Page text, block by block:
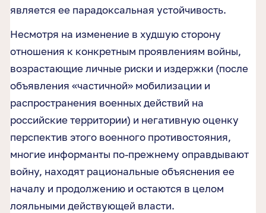
является ее парадоксальная устойчивость.
Несмотря на изменение в худшую сторону
отношения к конкретным проявлениям войны,
возрастающие личные риски и издержки (после
объявления «частичной» мобилизации и
распространения военных действий на
российские территории) и негативную оценку
перспектив этого военного противостояния,
многие информанты по-прежнему оправдывают
войну, находят рациональные объяснения ее
началу и продолжению и остаются в целом
лояльными действующей власти.